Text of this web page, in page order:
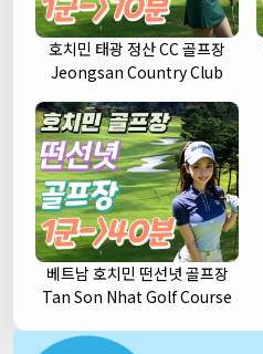
호치민 태광 정산 CC 골프장
Jeongsan Country Club
베트남 호치민 떤선녓 골프장
Tan Son Nhat Golf Course